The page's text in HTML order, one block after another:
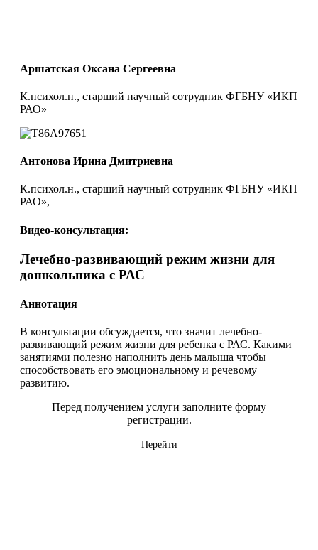
Аршатская Оксана Сергеевна
К.психол.н., старший научный сотрудник ФГБНУ «ИКП
РАО»
Антонова Ирина Дмитриевна
К.психол.н., старший научный сотрудник ФГБНУ «ИКП
РАО»,
Видео-консультация:
Лечебно-развивающий режим жизни для
дошкольника с РАС
Аннотация
В консультации обсуждается, что значит лечебно-
развивающий режим жизни для ребенка с РАС. Какими
занятиями полезно наполнить день малыша чтобы
способствовать его эмоциональному и речевому
развитию.
Перед получением услуги заполните форму
регистрации.
Перейти